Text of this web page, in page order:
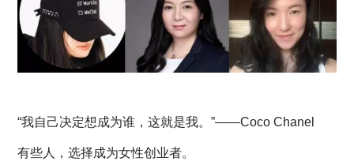
“我自己决定想成为谁，这就是我。”——Coco Chanel
有些人，选择成为女性创业者。